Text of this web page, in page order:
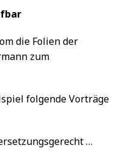
die Folien der
zum
folgende Vorträge
…